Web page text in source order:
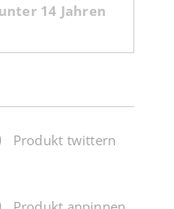
14 Jahren
Produkt twittern